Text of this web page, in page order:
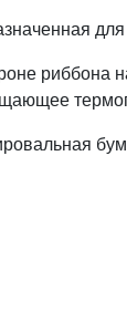
для
риббона